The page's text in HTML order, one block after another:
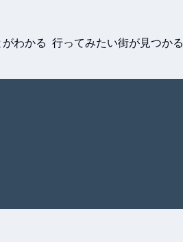
わかる 行ってみたい街が見つかる